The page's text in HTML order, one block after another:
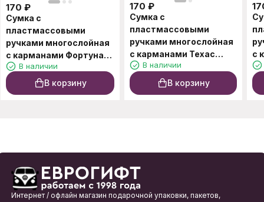
170 ₽
Сумка с
пластмассовыми
ручками многослойная
с карманами Фортуна
37*34см
В наличии
В корзину
170 ₽
Сумка с
пластмассовыми
ручками многослойная
с карманами Техас
33*32см
В наличии
В корзину
с
Интернет / офлайн магазин подарочной упаковки, пакетов,